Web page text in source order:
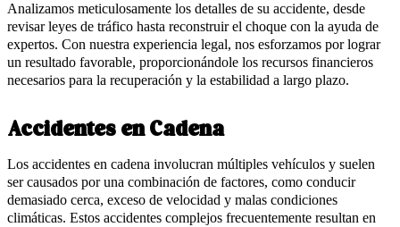
Analizamos meticulosamente los detalles de su accidente, desde
revisar leyes de tráfico hasta reconstruir el choque con la ayuda de
expertos. Con nuestra experiencia legal, nos esforzamos por lograr
un resultado favorable, proporcionándole los recursos financieros
necesarios para la recuperación y la estabilidad a largo plazo.
Accidentes en Cadena
Los accidentes en cadena involucran múltiples vehículos y suelen
ser causados por una combinación de factores, como conducir
demasiado cerca, exceso de velocidad y malas condiciones
climáticas. Estos accidentes complejos frecuentemente resultan en